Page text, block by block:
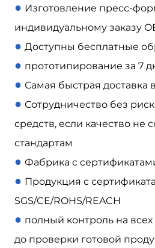
● Изготовление пресс-
индивидуальному заказу
● Доступны бесплатные
● прототипирование за 7
● Самая быстрая доставка
● Сотрудничество без
средств, если качество не
стандартам
● Фабрика с
● Продукция с
SGS/CE/ROHS/REACH
● полный контроль на всех
до проверки готовой